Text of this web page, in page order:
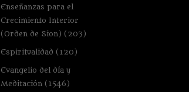
Enseñanzas para el
Crecimiento Interior
(Orden de Sion) (203)
Espiritualidad (120)
Evangelio del día y
Meditación (1546)